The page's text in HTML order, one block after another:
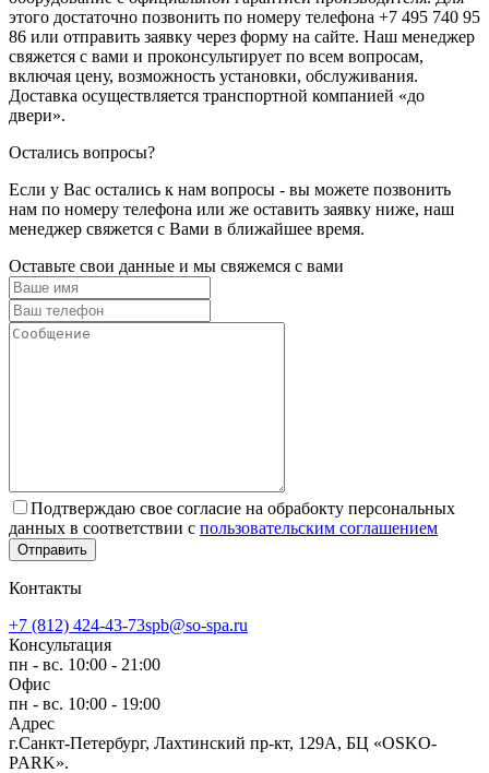
этого достаточно позвонить по номеру телефона +7 495 740 95
86 или отправить заявку через форму на сайте. Наш менеджер
свяжется с вами и проконсультирует по всем вопросам,
включая цену, возможность установки, обслуживания.
Доставка осуществляется транспортной компанией «до
двери».
Остались вопросы?
Если у Вас остались к нам вопросы - вы можете позвонить
нам по номеру телефона или же оставить заявку ниже, наш
менеджер свяжется с Вами в ближайшее время.
Оставьте свои данные и мы свяжемся с вами
Подтверждаю свое согласие на обрабокту персональных
данных в соответствии с пользовательским соглашением
Отправить
Контакты
+7 (812) 424-43-73spb@so-spa.ru
Консультация
пн - вс. 10:00 - 21:00
Офис
пн - вс. 10:00 - 19:00
Адрес
г.Санкт-Петербург, Лахтинский пр-кт, 129А, БЦ «OSKO-
PARK».